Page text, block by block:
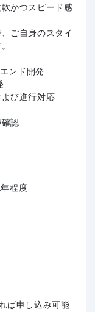
かつスピード感
ご自身のスタイ
ンド開発
び進行対応
認
程度
ば申し込み可能